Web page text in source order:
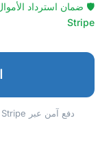
Stripe
دفع آمن عبر Stripe · أتواصل معك خلال ساعتين لتحديد الموعد